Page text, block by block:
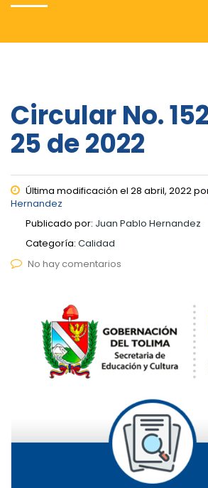
Circular No.
25 de 2022
Última modificación el 28 abril, 2022
Hernandez
Publicado por: Juan Pablo Hernandez
Categoría: Calidad
No hay comentarios